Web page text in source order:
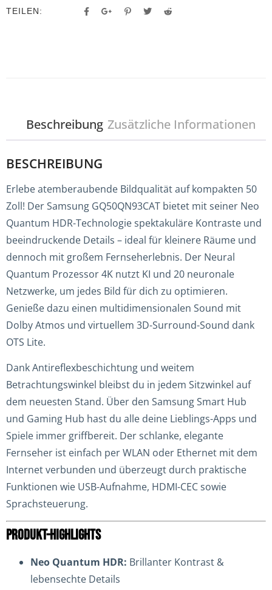
TEILEN:
Beschreibung Zusätzliche Informationen
BESCHREIBUNG
Erlebe atemberaubende Bildqualität auf kompakten 50
Zoll! Der Samsung GQ50QN93CAT bietet mit seiner Neo
Quantum HDR-Technologie spektakuläre Kontraste und
beeindruckende Details – ideal für kleinere Räume und
dennoch mit großem Fernseherlebnis. Der Neural
Quantum Prozessor 4K nutzt KI und 20 neuronale
Netzwerke, um jedes Bild für dich zu optimieren.
Genieße dazu einen multidimensionalen Sound mit
Dolby Atmos und virtuellem 3D-Surround-Sound dank
OTS Lite.
Dank Antireflexbeschichtung und weitem
Betrachtungswinkel bleibst du in jedem Sitzwinkel auf
dem neuesten Stand. Über den Samsung Smart Hub
und Gaming Hub hast du alle deine Lieblings-Apps und
Spiele immer griffbereit. Der schlanke, elegante
Fernseher ist einfach per WLAN oder Ethernet mit dem
Internet verbunden und überzeugt durch praktische
Funktionen wie USB-Aufnahme, HDMI-CEC sowie
Sprachsteuerung.
PRODUKT-HIGHLIGHTS
Neo Quantum HDR: Brillanter Kontrast &
lebensechte Details